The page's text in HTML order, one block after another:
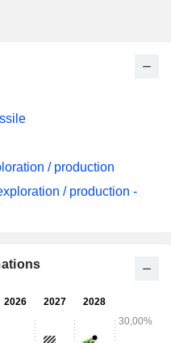
/ production
/ production -